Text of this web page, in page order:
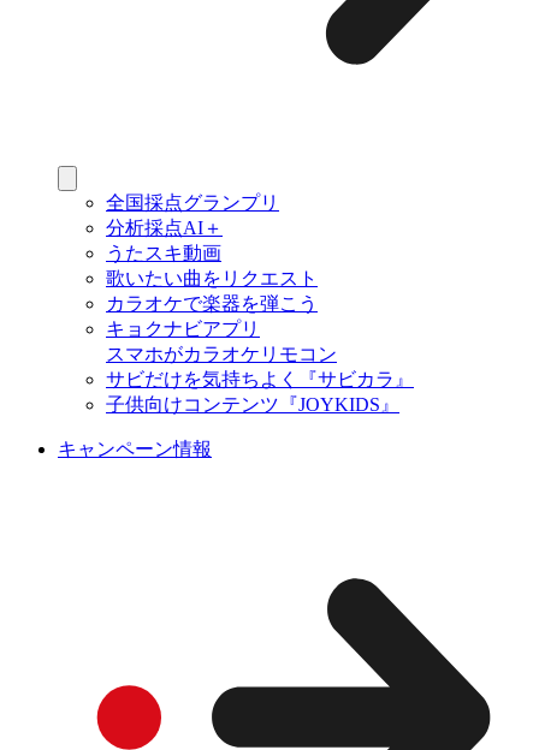
全国採点グランプリ
分析採点AI＋
うたスキ動画
歌いたい曲をリクエスト
カラオケで楽器を弾こう
キョクナビアプリ
スマホがカラオケリモコン
サビだけを気持ちよく『サビカラ』
子供向けコンテンツ『JOYKIDS』
キャンペーン情報